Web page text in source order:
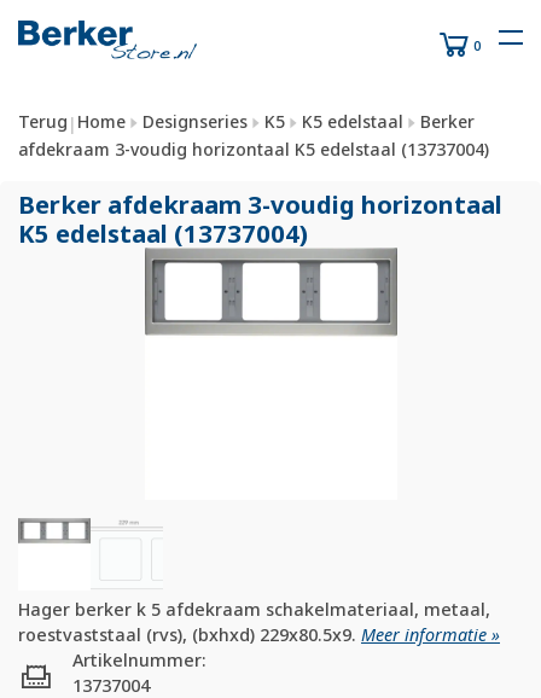
0
Terug | Home Designseries K5 K5 edelstaal
Berker
afdekraam 3-voudig horizontaal K5 edelstaal (13737004)
Berker afdekraam 3-voudig horizontaal
K5 edelstaal (13737004)
Hager berker k 5 afdekraam schakelmateriaal, metaal,
roestvaststaal (rvs), (bxhxd) 229x80.5x9. Meer informatie »
Artikelnummer:
13737004